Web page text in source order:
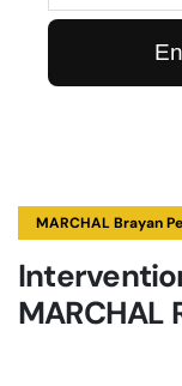
MARCHAL Brayan
MARCHAL